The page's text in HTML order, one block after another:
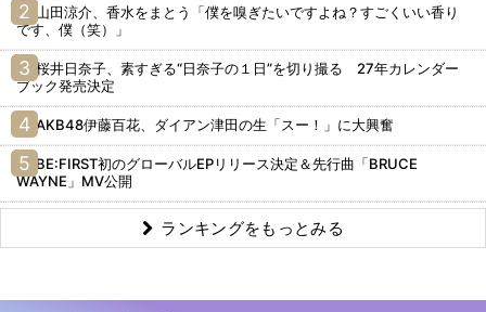
山田涼介、香水をまとう「僕を嗅ぎたいですよね？すごくいい香り
です、僕（笑）」
桜井日奈子、素すぎる“日奈子の１日”を切り撮る 27年カレンダー
ブック発売決定
AKB48伊藤百花、ダイアン津田の生「スー！」に大興奮
BE:FIRST初のグローバルEPリリース決定＆先行曲「BRUCE
WAYNE」MV公開
ランキングをもっとみる